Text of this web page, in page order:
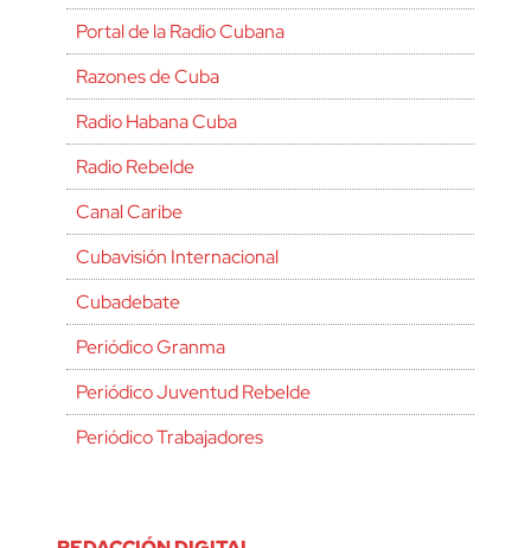
Portal de la Radio Cubana
Razones de Cuba
Radio Habana Cuba
Radio Rebelde
Canal Caribe
Cubavisión Internacional
Cubadebate
Periódico Granma
Periódico Juventud Rebelde
Periódico Trabajadores